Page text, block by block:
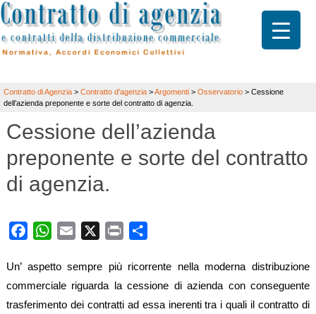
Contratto di Agenzia > Contratto d'agenzia >Argomenti > Osservatorio > Cessione
dell’azienda preponente e sorte del contratto di agenzia.
Cessione dell’azienda
preponente e sorte del contratto
di agenzia.
FacebookWhatsApp
Email Print
Un’ aspetto sempre più ricorrente nella moderna distribuzione
commerciale riguarda la cessione di azienda con conseguente
trasferimento dei contratti ad essa inerenti tra i quali il contratto di